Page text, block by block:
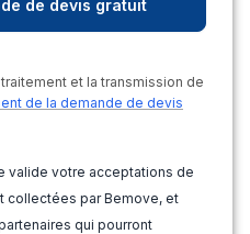
et la transmission de
de la demande de devis
valide votre acceptations de
collectées par Bemove, et
qui pourront